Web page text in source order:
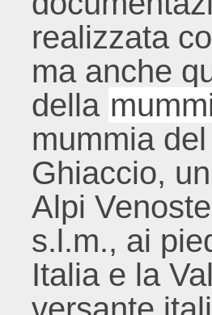
realizzata
ma anche
della
mummia
Ghiaccio,
Alpi
s.l.m., ai
Italia e la